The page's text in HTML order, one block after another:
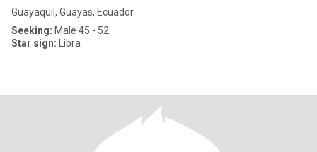
Guayaquil, Guayas, Ecuador
Seeking: Male 45 - 52
Star sign: Libra